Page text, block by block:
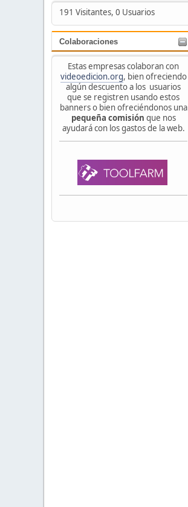
191 Visitantes, 0 Usuarios
Colaboraciones
Estas empresas colaboran con
videoedicion.org, bien ofreciendo
algún descuento a los usuarios
que se registren usando estos
banners o bien ofreciéndonos una
pequeña comisión que nos
ayudará con los gastos de la web.